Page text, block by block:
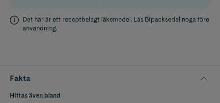
Det här är ett receptbelagt läkemedel. Läs Bipacksedel noga före
användning.
Fakta
Hittas även bland